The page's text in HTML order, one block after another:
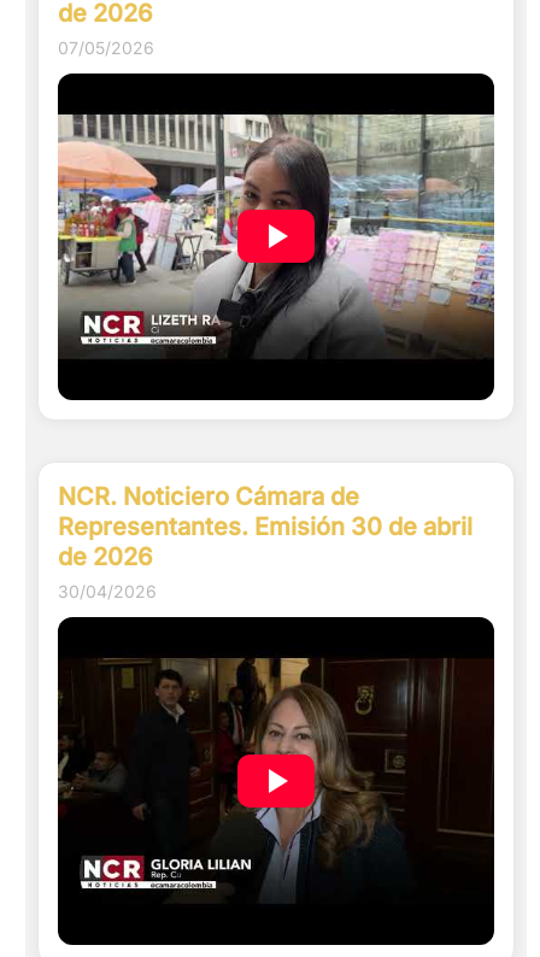
de 2026
07/05/2026
NCR. Noticiero Cámara de
Representantes. Emisión 30 de abril
de 2026
30/04/2026